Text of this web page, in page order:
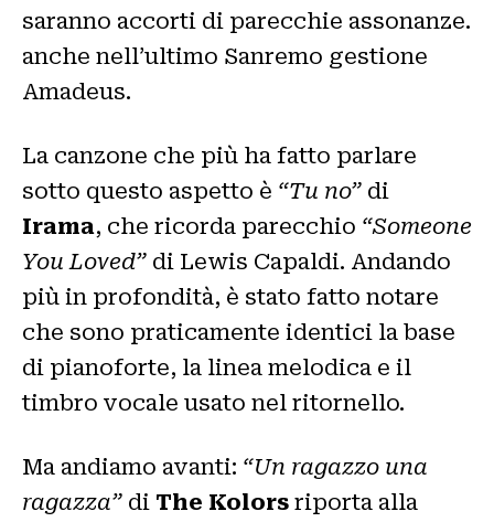
saranno accorti di parecchie assonanze.
anche nell’ultimo Sanremo gestione
Amadeus.
La canzone che più ha fatto parlare
sotto questo aspetto è “Tu no” di
Irama, che ricorda parecchio “Someone
You Loved” di Lewis Capaldi. Andando
più in profondità, è stato fatto notare
che sono praticamente identici la base
di pianoforte, la linea melodica e il
timbro vocale usato nel ritornello.
Ma andiamo avanti: “Un ragazzo una
ragazza” di The Kolors riporta alla